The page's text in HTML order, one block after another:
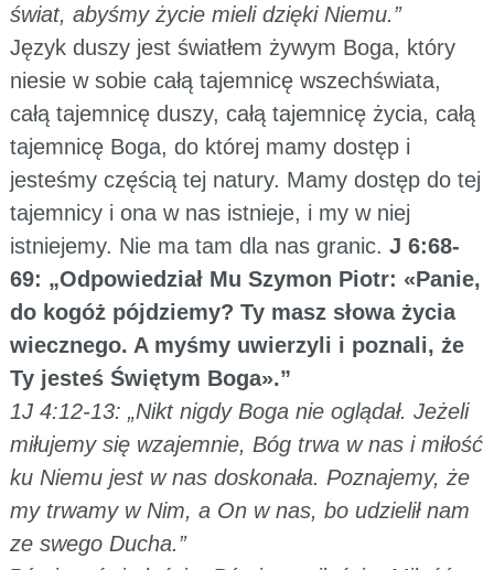
świat, abyśmy życie mieli dzięki Niemu.”
Język duszy jest światłem żywym Boga, który
niesie w sobie całą tajemnicę wszechświata,
całą tajemnicę duszy, całą tajemnicę życia, całą
tajemnicę Boga, do której mamy dostęp i
jesteśmy częścią tej natury. Mamy dostęp do tej
tajemnicy i ona w nas istnieje, i my w niej
istniejemy. Nie ma tam dla nas granic. J 6:68-
69: „Odpowiedział Mu Szymon Piotr: «Panie,
do kogóż pójdziemy? Ty masz słowa życia
wiecznego. A myśmy uwierzyli i poznali, że
Ty jesteś Świętym Boga».”
1J 4:12-13: „Nikt nigdy Boga nie oglądał. Jeżeli
miłujemy się wzajemnie, Bóg trwa w nas i miłość
ku Niemu jest w nas doskonała. Poznajemy, że
my trwamy w Nim, a On w nas, bo udzielił nam
ze swego Ducha.”